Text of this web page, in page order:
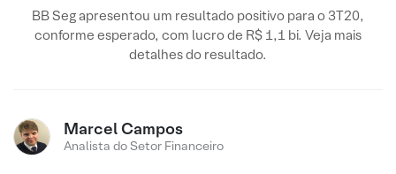
BB Seg apresentou um resultado positivo para o 3T20,
conforme esperado, com lucro de R$ 1,1 bi. Veja mais
detalhes do resultado.
Marcel Campos
Analista do Setor Financeiro